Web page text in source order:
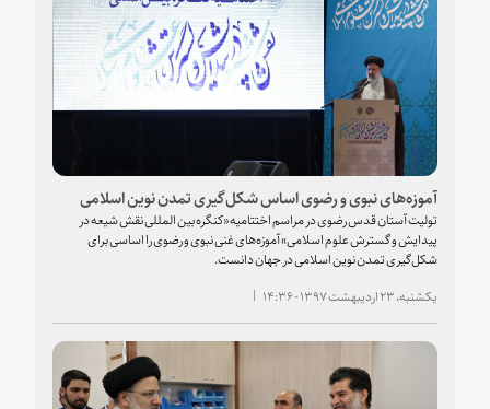
آموزه‌های نبوی و رضوی اساس شکل‌گیری تمدن نوین اسلامی
تولیت آستان قدس رضوی در مراسم اختتامیه «کنگره بین المللی نقش شیعه در
پیدایش و گسترش علوم اسلامی» آموزه‌های غنی نبوی و رضوی را اساسی برای
شکل‌گیری تمدن نوین اسلامی در جهان دانست.
یکشنبه، ۲۳ اردیبهشت ۱۳۹۷ - ۱۴:۳۶